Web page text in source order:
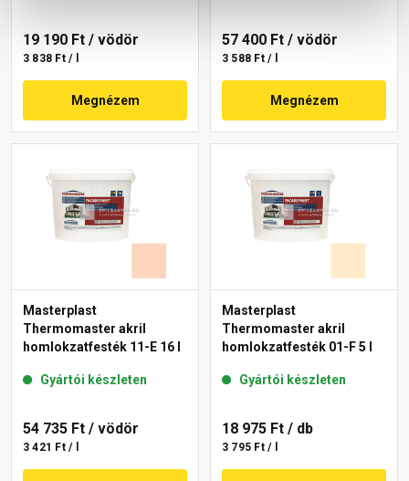
19 190 Ft / vödör
3 838 Ft / l
Megnézem
57 400 Ft / vödör
3 588 Ft / l
Megnézem
Masterplast
Thermomaster akril
homlokzatfesték 11-E 16 l
Gyártói készleten
54 735 Ft / vödör
3 421 Ft / l
Masterplast
Thermomaster akril
homlokzatfesték 01-F 5 l
Gyártói készleten
18 975 Ft / db
3 795 Ft / l